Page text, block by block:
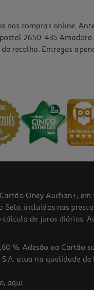
compras online.
2650-435
recolha. Entregas
Oney Auchan+,
incluídos nas
de juros diários.
%. Adesão ao
atua na qualidade
aqui.